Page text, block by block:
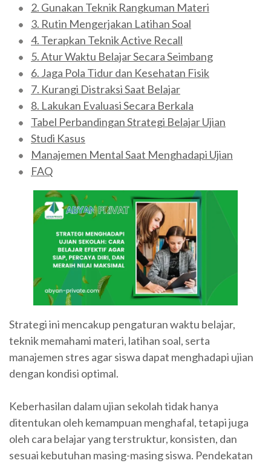
2. Gunakan Teknik Rangkuman Materi
3. Rutin Mengerjakan Latihan Soal
4. Terapkan Teknik Active Recall
5. Atur Waktu Belajar Secara Seimbang
6. Jaga Pola Tidur dan Kesehatan Fisik
7. Kurangi Distraksi Saat Belajar
8. Lakukan Evaluasi Secara Berkala
Tabel Perbandingan Strategi Belajar Ujian
Studi Kasus
Manajemen Mental Saat Menghadapi Ujian
FAQ
Strategi ini mencakup pengaturan waktu belajar,
teknik memahami materi, latihan soal, serta
manajemen stres agar siswa dapat menghadapi ujian
dengan kondisi optimal.
Keberhasilan dalam ujian sekolah tidak hanya
ditentukan oleh kemampuan menghafal, tetapi juga
oleh cara belajar yang terstruktur, konsisten, dan
sesuai kebutuhan masing-masing siswa. Pendekatan